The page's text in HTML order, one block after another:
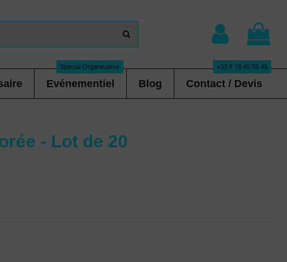
Evénementiel
Spécial Organisateur
Blog Contact / Devis
+33 9 78 45 55 45
- Lot de 20